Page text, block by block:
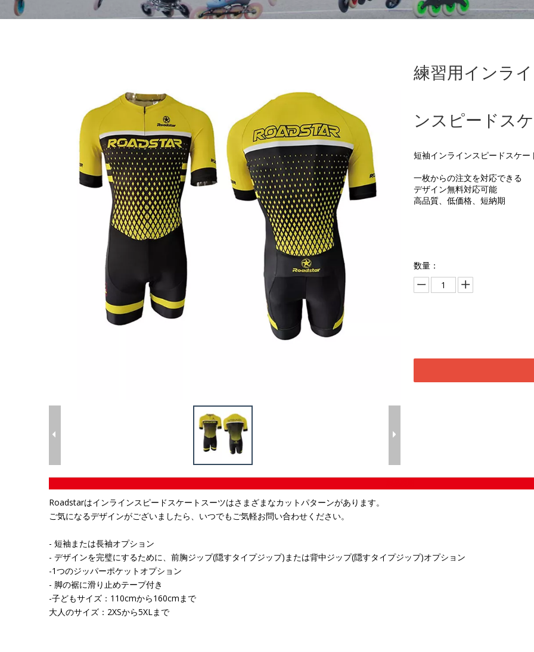
練習用インラ
ンスピードス
短袖インラインスピードスケー
一枚からの注文を対応できる
デザイン無料対応可能
高品質、低価格、短納期
数量：
Roadstarはインラインスピードスケートスーツはさまざまなカットパターンがあります。
ご気になるデザインがございましたら、いつでもご気軽お問い合わせください。
- 短袖または長袖オプション
- デザインを完璧にするために、前胸ジップ(隠すタイプジップ)または背中ジップ(隠すタイプジップ)オプション
-1つのジッパーポケットオプション
- 脚の裾に滑り止めテープ付き
-子どもサイズ：110cmから160cmまで
大人のサイズ：2XSから5XLまで